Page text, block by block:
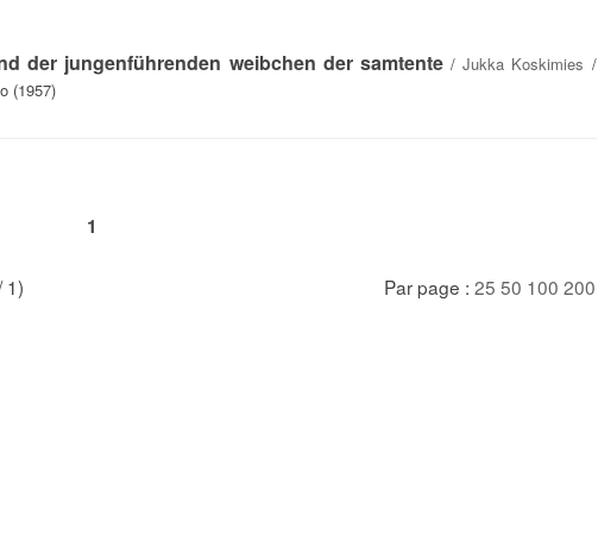
der jungenführenden weibchen der samtente/Jukka Koskimies /
(1957)
1
1) Par page : 25 50 100 200